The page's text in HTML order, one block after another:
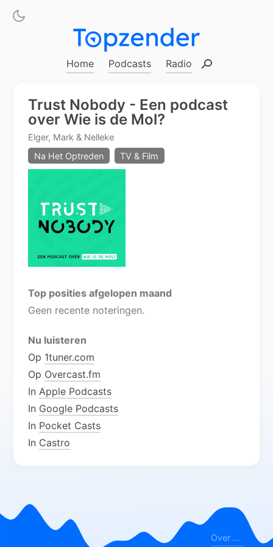
Home Podcasts Radio
Trust Nobody - Een podcast
over Wie is de Mol?
Elger, Mark & Nelleke
Na Het Optreden
TV & Film
Top posities afgelopen maand
Geen recente noteringen.
Nu luisteren
Op 1tuner.com
Op Overcast.fm
InApple Podcasts
In Google Podcasts
In Pocket Casts
In Castro
Over Topzender.nl